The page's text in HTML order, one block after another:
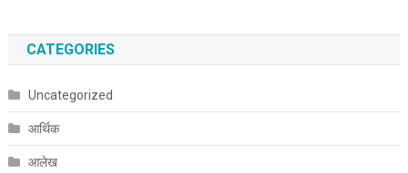
CATEGORIES
Uncategorized
आर्थिक
आलेख